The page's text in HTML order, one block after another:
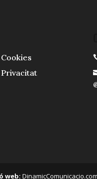
web: DinamicComunicacio.com